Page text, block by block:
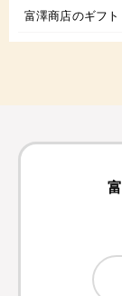
富澤商店のギフト